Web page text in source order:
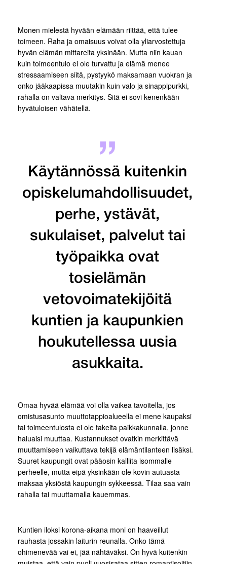
Monen mielestä hyvään elämään riittää, että tulee
toimeen. Raha ja omaisuus voivat olla yliarvostettuja
hyvän elämän mittareita yksinään. Mutta niin kauan
kuin toimeentulo ei ole turvattu ja elämä menee
stressaamiseen siitä, pystyykö maksamaan vuokran ja
onko jääkaapissa muutakin kuin valo ja sinappipurkki,
rahalla on valtava merkitys. Sitä ei sovi kenenkään
hyvätuloisen vähätellä.
Käytännössä kuitenkin
opiskelumahdollisuudet,
perhe, ystävät,
sukulaiset, palvelut tai
työpaikka ovat
tosielämän
vetovoimatekijöitä
kuntien ja kaupunkien
houkutellessa uusia
asukkaita.
Omaa hyvää elämää voi olla vaikea tavoitella, jos
omistusasunto muuttotappioalueella ei mene kaupaksi
tai toimeentulosta ei ole takeita paikkakunnalla, jonne
haluaisi muuttaa. Kustannukset ovatkin merkittävä
muuttamiseen vaikuttava tekijä elämäntilanteen lisäksi.
Suuret kaupungit ovat pääosin kalliita isommalle
perheelle, mutta eipä yksinkään ole kovin autuasta
maksaa yksiöstä kaupungin sykkeessä. Tilaa saa vain
rahalla tai muuttamalla kauemmas.
Kuntien iloksi korona-aikana moni on haaveillut
rauhasta jossakin laiturin reunalla. Onko tämä
ohimenevää vai ei, jää nähtäväksi. On hyvä kuitenkin